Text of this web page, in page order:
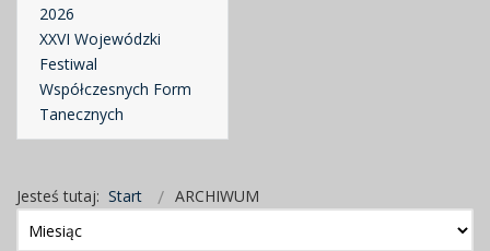
2026
XXVI Wojewódzki
Festiwal
Współczesnych Form
Tanecznych
Jesteś tutaj: Start ARCHIWUM